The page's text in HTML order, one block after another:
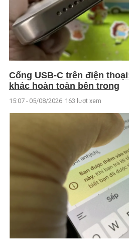
Cổng USB-C trên điện
khác hoàn toàn bên trong
15:07 - 05/08/2026 163 lượt xem